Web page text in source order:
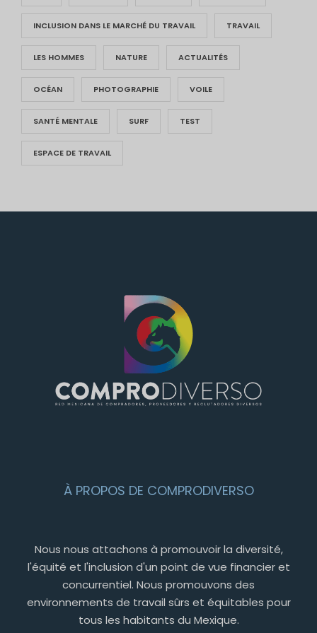
INCLUSION DANS LE MARCHÉ DU TRAVAIL TRAVAIL
LES HOMMES NATURE ACTUALITÉS
OCÉAN PHOTOGRAPHIE VOILE
SANTÉ MENTALE SURF TEST
ESPACE DE TRAVAIL
À PROPOS DE COMPRODIVERSO
Nous nous attachons à promouvoir la diversité,
l'équité et l'inclusion d'un point de vue financier et
concurrentiel. Nous promouvons des
environnements de travail sûrs et équitables pour
tous les habitants du Mexique.